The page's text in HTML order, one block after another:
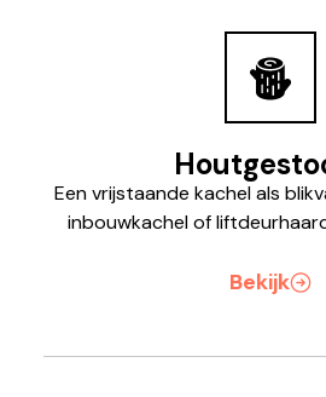
Een vrijstaande kachel als
inbouwkachel of
Bekijk